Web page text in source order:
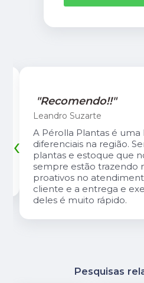
"Recomendo!!"
Leandro Suzarte
A Pérolla Plantas é
diferenciais na região.
plantas e estoque que
sempre estão trazendo
proativos no
cliente e a entrega e
deles é muito rápido.
‹
Pesquisas